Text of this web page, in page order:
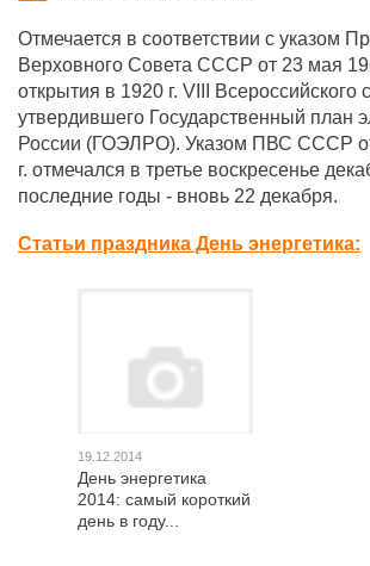
Отмечается в соответствии с указом
Верховного Совета СССР от 23 мая
открытия в 1920 г. VIII Всероссийского
утвердившего Государственный план
России (ГОЭЛРО). Указом ПВС СССР
г. отмечался в третье воскресенье
последние годы - вновь 22 декабря.
Статьи праздника День энергетика:
19.12.2014
День энергетика
2014: самый короткий
день в году...